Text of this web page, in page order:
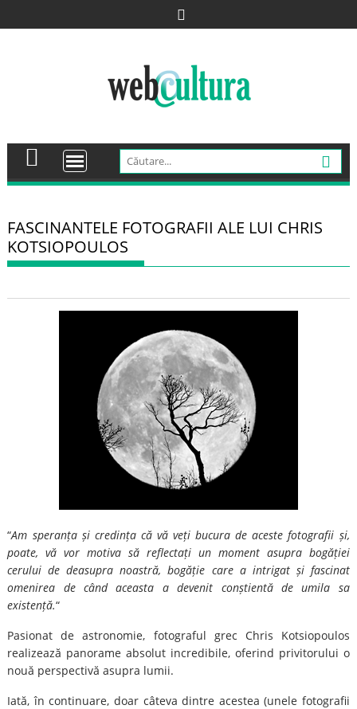
to
FASCINANTELE FOTOGRAFII ALE LUI CHRIS
KOTSIOPOULOS
“Am speranța și credința că vă veți bucura de aceste fotografii și,
poate, vă vor motiva să reflectați un moment asupra bogăției
cerului de deasupra noastră, bogăție care a intrigat și fascinat
omenirea de când aceasta a devenit conștientă de umila sa
existență.“
Pasionat de astronomie, fotograful grec Chris Kotsiopoulos
realizează panorame absolut incredibile, oferind privitorului o
nouă perspectivă asupra lumii.
Iată, în continuare, doar câteva dintre acestea (unele fotografii